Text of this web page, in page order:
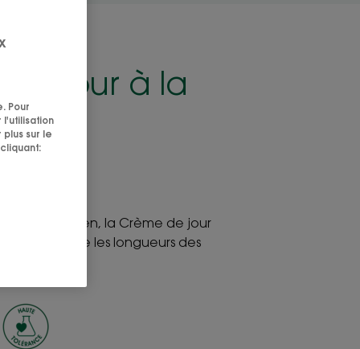
jour à la
au quotidien, la Crème de jour
et sublime les longueurs des
Pour
l'utilisation
sur le